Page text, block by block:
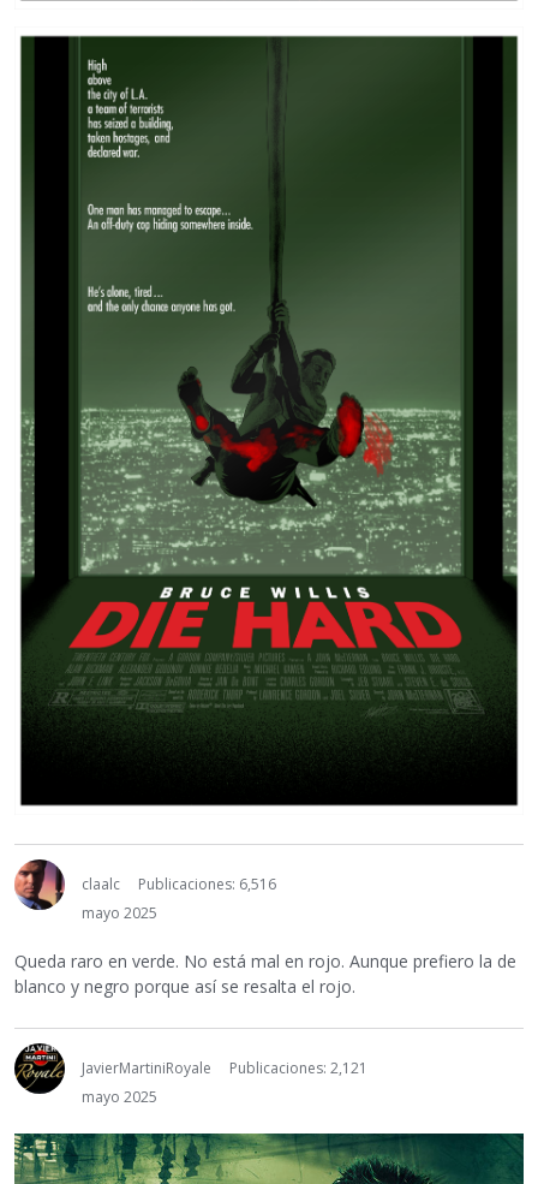
claalc
Publicaciones: 6,516
mayo 2025
Queda raro en verde. No está mal en rojo. Aunque prefiero la de
blanco y negro porque así se resalta el rojo.
JavierMartiniRoyale
Publicaciones: 2,121
mayo 2025